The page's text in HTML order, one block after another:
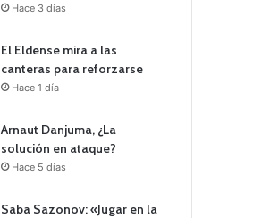
Hace 3 días
El Eldense mira a las
canteras para reforzarse
Hace 1 día
Arnaut Danjuma, ¿La
solución en ataque?
Hace 5 días
Saba Sazonov: «Jugar en la